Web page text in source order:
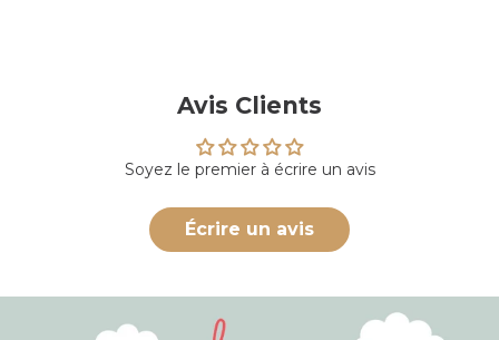
Avis Clients
Soyez le premier à écrire un avis
Écrire un avis